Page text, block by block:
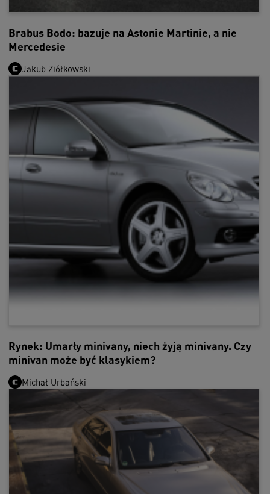
Brabus Bodo: bazuje na Astonie Martinie, a nie
Mercedesie
Jakub Ziółkowski
Rynek: Umarły minivany, niech żyją minivany. Czy
minivan może być klasykiem?
Michał Urbański